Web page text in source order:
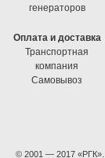
генераторов
Оплата и доставка
Транспортная
компания
Самовывоз
© 2001 — 2017 «РГК».